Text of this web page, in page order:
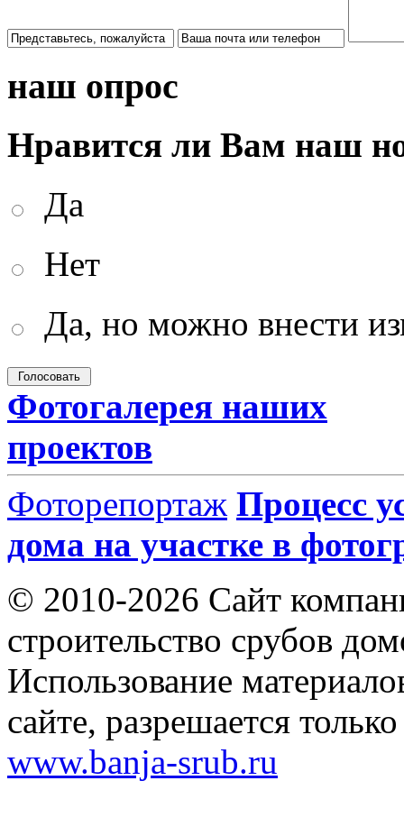
наш опрос
Нравится ли Вам наш
Да
Нет
Да, но можно внести
Фотогалерея наших
проектов
Фоторепортаж Процесс
дома на участке в
© 2010-2026 Сайт
строительство срубов
Использование
сайте, разрешается
www.banja-srub.ru